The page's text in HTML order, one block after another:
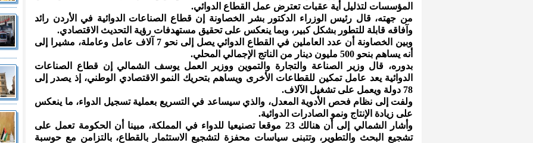
المؤسسات لتذليل أية عقبات تعترض عمل القطاع الدوائي.
من جهته، قال رئيس الوزراء الدكتور بشر الخصاونة إن قطاع الصناعات الدوائية في الأردن رائد
وآفاقه قابلة للتطور بشكل كبير، وبما ينعكس على تحقيق مستهدفات رؤية التحديث الاقتصادي.
وبين الخصاونة أن عدد العاملين في القطاع الدوائي يصل إلى نحو 7 آلاف عامل وعاملة، مشيرا إلى
أنه يساهم بنحو 500 مليون دينار من الناتج الإجمالي المحلي.
بدوره، قال وزير الصناعة والتجارة والتموين ووزير العمل يوسف الشمالي إن قطاع الصناعات
الدوائية يعد عامل تمكين للقطاعات الأخرى ويساهم بتحريك النمو الاقتصادي الوطني، إذ يصدر إلى
78 دولة ويعمل على تشغيل الآلاف.
ولفت إلى نظام فحص الأدوية المعدل، والذي سيساعد في التسريع بعملية تسجيل الدواء، ما ينعكس
على زيادة الإنتاج ونمو الصادرات الدوائية.
وأشار الشمالي إلى أن هنالك 23 موقعا تصنيعيا للدواء في المملكة، مبينا أن الحكومة تعمل على
تشجيع البحث والتطوير، وتتبنى سياسات محفزة لتشجيع الاستثمار بالقطاع، بالتزامن مع حوسبة